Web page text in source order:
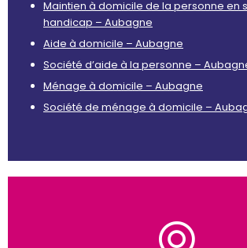
Maintien à domicile de la personne en
handicap – Aubagne
Aide à domicile – Aubagne
Société d’aide à la personne –
Ménage à domicile – Aubagne
Société de ménage à domicile –